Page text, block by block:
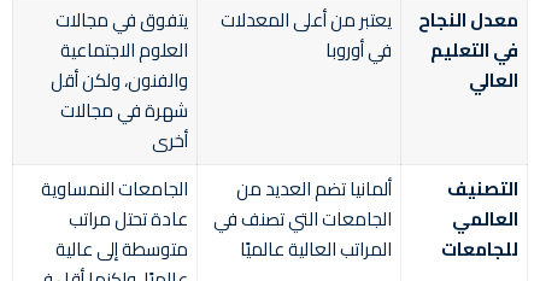
معدل النجاح
في التعليم
العالي
يعتبر من أعلى المعدلات
في أوروبا
يتفوق في مجالات
العلوم الاجتماعية
والفنون، ولكن أقل
شهرة في مجالات
أخرى
التصنيف
العالمي
للجامعات
ألمانيا تضم العديد من
الجامعات التي تصنف في
المراتب العالية عالميًا
الجامعات النمساوية
عادة تحتل مراتب
متوسطة إلى عالية